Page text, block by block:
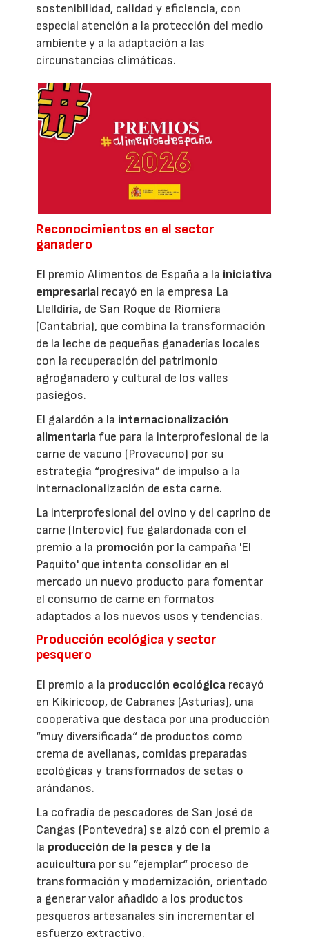
sostenibilidad, calidad y eficiencia, con
especial atención a la protección del medio
ambiente y a la adaptación a las
circunstancias climáticas.
Reconocimientos en el sector
ganadero
El premio Alimentos de España a la iniciativa
empresarial recayó en la empresa La
Llelldiría, de San Roque de Riomiera
(Cantabria), que combina la transformación
de la leche de pequeñas ganaderías locales
con la recuperación del patrimonio
agroganadero y cultural de los valles
pasiegos.
El galardón a la internacionalización
alimentaria fue para la interprofesional de la
carne de vacuno (Provacuno) por su
estrategia “progresiva” de impulso a la
internacionalización de esta carne.
La interprofesional del ovino y del caprino de
carne (Interovic) fue galardonada con el
premio a la promoción por la campaña 'El
Paquito' que intenta consolidar en el
mercado un nuevo producto para fomentar
el consumo de carne en formatos
adaptados a los nuevos usos y tendencias.
Producción ecológica y sector
pesquero
El premio a la producción ecológica recayó
en Kikiricoop, de Cabranes (Asturias), una
cooperativa que destaca por una producción
“muy diversificada“ de productos como
crema de avellanas, comidas preparadas
ecológicas y transformados de setas o
arándanos.
La cofradía de pescadores de San José de
Cangas (Pontevedra) se alzó con el premio a
la producción de la pesca y de la
acuicultura por su ”ejemplar“ proceso de
transformación y modernización, orientado
a generar valor añadido a los productos
pesqueros artesanales sin incrementar el
esfuerzo extractivo.